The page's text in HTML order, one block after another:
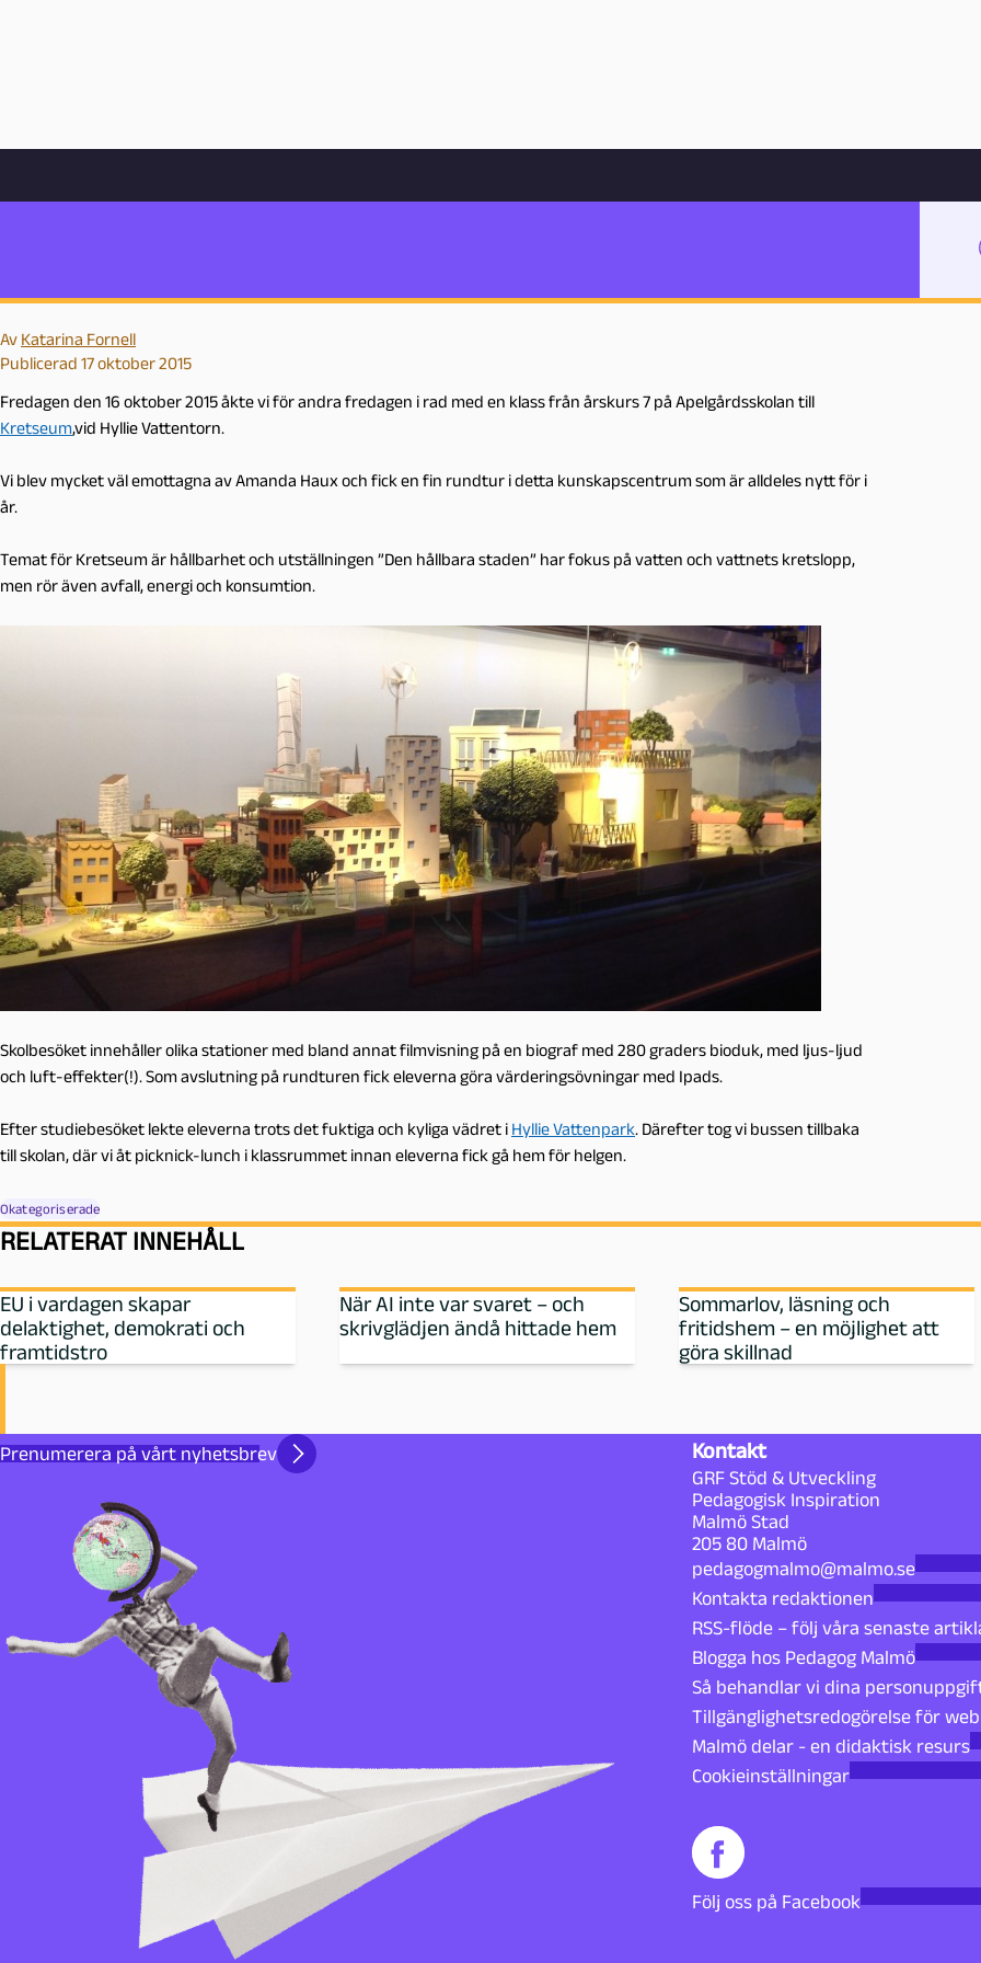
Hoppa till innehåll
a
g
o
g
a
l
ö
Apelgårdsskolans sjuor på studiebesök på
Av Katarina Fornell
Publicerad 17 oktober 2015
Fredagen den 16 oktober 2015 åkte vi för andra fredagen i rad med en klass från årskurs 7 på Apelgårdsskolan till
Kretseum,vid Hyllie Vattentorn.
Vi blev mycket väl emottagna av Amanda Haux och fick en fin rundtur i detta kunskapscentrum som är alldeles nytt för i
år.
Temat för Kretseum är hållbarhet och utställningen ”Den hållbara staden” har fokus på vatten och vattnets kretslopp,
men rör även avfall, energi och konsumtion.
Skolbesöket innehåller olika stationer med bland annat filmvisning på en biograf med 280 graders bioduk, med ljus-ljud
och luft-effekter(!). Som avslutning på rundturen fick eleverna göra värderingsövningar med Ipads.
Efter studiebesöket lekte eleverna trots det fuktiga och kyliga vädret i Hyllie Vattenpark. Därefter tog vi bussen tillbaka
till skolan, där vi åt picknick-lunch i klassrummet innan eleverna fick gå hem för helgen.
Okategoriserade
RELATERAT INNEHÅLL
EU i vardagen skapar
delaktighet, demokrati och
framtidstro
När AI inte var svaret – och
skrivglädjen ändå hittade hem
Sommarlov, läsning och
fritidshem – en möjlighet att
göra skillnad
Prenumerera på vårt nyhetsbrev Kontakt
GRF Stöd & Utveckling
Pedagogisk Inspiration
Malmö Stad
205 80 Malmö
pedagogmalmo@malmo.se
Kontakta redaktionen
RSS-flöde – följ våra senaste
Blogga hos Pedagog Malmö
Så behandlar vi dina
Tillgänglighetsredogörelse för
Malmö delar - en didaktisk resurs
Cookieinställningar
Följ oss på Facebook